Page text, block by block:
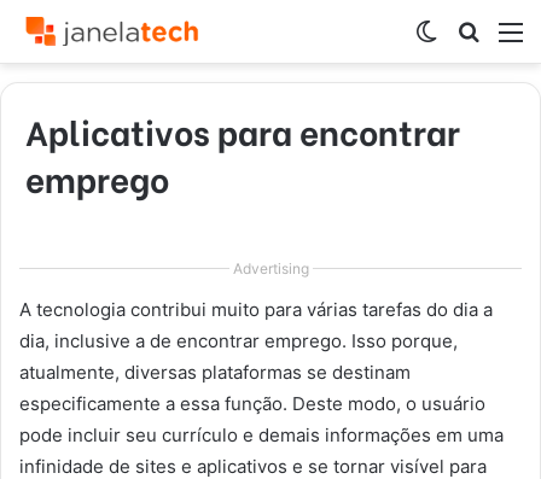
por
Switch
skin
Aplicativos para encontrar
emprego
Advertising
A tecnologia contribui muito para várias tarefas do dia a
dia, inclusive a de encontrar emprego. Isso porque,
atualmente, diversas plataformas se destinam
especificamente a essa função. Deste modo, o usuário
pode incluir seu currículo e demais informações em uma
infinidade de sites e aplicativos e se tornar visível para